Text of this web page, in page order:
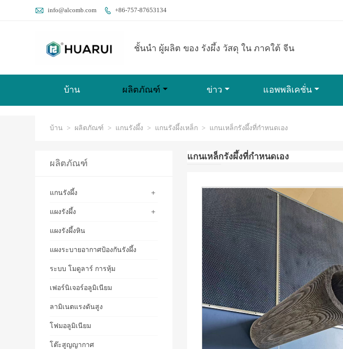
 info@alcomb.com  +86-757-87653134
ชั้นนำ ผู้ผลิต ของ รังผึ้ง วัสดุ ใน ภาคใต้ จีน
บ้าน ผลิตภัณฑ์ ข่าว แอพพลิเคชั่น
บ้าน > ผลิตภัณฑ์ > แกนรังผึ้ง > แกนรังผึ้งเหล็ก > แกนเหล็กรังผึ้งที่กำหนดเอง
แกนเหล็กรังผึ้งที่กำหนดเอง
ผลิตภัณฑ์
+
แกนรังผึ้ง
+
แผงรังผึ้ง
แผงรังผึ้งหิน
แผงระบายอากาศป้องกันรังผึ้ง
ระบบ โมดูลาร์ การหุ้ม
เฟอร์นิเจอร์อลูมิเนียม
ลามิเนตแรงดันสูง
โฟมอลูมิเนียม
โต๊ะสูญญากาศ